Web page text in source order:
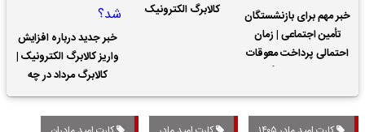
خبر مهم برای بازنشستگان
تأمین اجتماعی | زمان
احتمالی پرداخت معوقات
کالابرگ الکترونیک
خبر جدید درباره افزایش
واریز کالابرگ الکترونیک |
کالابرگ مرداد در چه
تاریخی واریز خواهد شد؟